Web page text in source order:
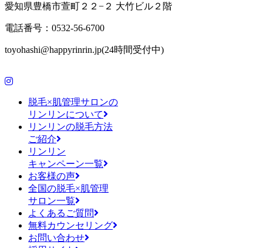
愛知県豊橋市萱町２２−２ 大竹ビル２階
電話番号：0532-56-6700
toyohashi@happyrinrin.jp(24時間受付中)
脱毛×肌管理サロンの
リンリンについて
リンリンの脱毛方法
ご紹介
リンリン
キャンペーン一覧
お客様の声
全国の脱毛×肌管理
サロン一覧
よくあるご質問
無料カウンセリング
お問い合わせ